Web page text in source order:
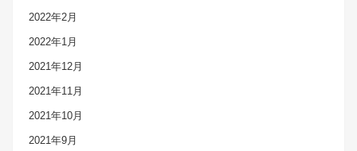
2022年2月
2022年1月
2021年12月
2021年11月
2021年10月
2021年9月